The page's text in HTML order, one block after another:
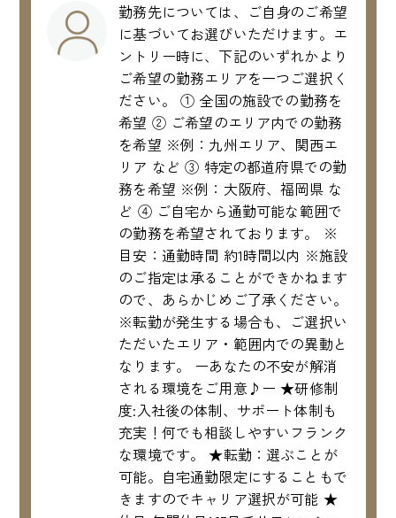
勤務先については、ご自身のご希望
に基づいてお選びいただけます。エ
ントリー時に、下記のいずれかより
ご希望の勤務エリアを一つご選択く
ださい。 ① 全国の施設での勤務を
希望 ② ご希望のエリア内での勤務
を希望 ※例：九州エリア、関西エ
リア など ③ 特定の都道府県での勤
務を希望 ※例：大阪府、福岡県 な
ど ④ ご自宅から通勤可能な範囲で
の勤務を希望されております。 ※
目安：通勤時間 約1時間以内 ※施設
のご指定は承ることができかねます
ので、あらかじめご了承ください。
※転勤が発生する場合も、ご選択い
ただいたエリア・範囲内での異動と
なります。 ーあなたの不安が解消
される環境をご用意♪ー ★研修制
度:入社後の体制、サポート体制も
充実！何でも相談しやすいフランク
な環境です。 ★転勤：選ぶことが
可能。自宅通勤限定にすることもで
きますのでキャリア選択が可能 ★